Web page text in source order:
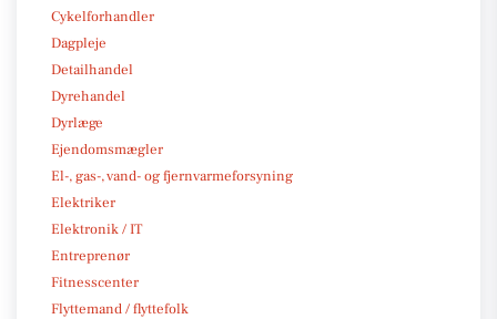
Cykelforhandler
Dagpleje
Detailhandel
Dyrehandel
Dyrlæge
Ejendomsmægler
El-, gas-, vand- og fjernvarmeforsyning
Elektriker
Elektronik / IT
Entreprenør
Fitnesscenter
Flyttemand / flyttefolk